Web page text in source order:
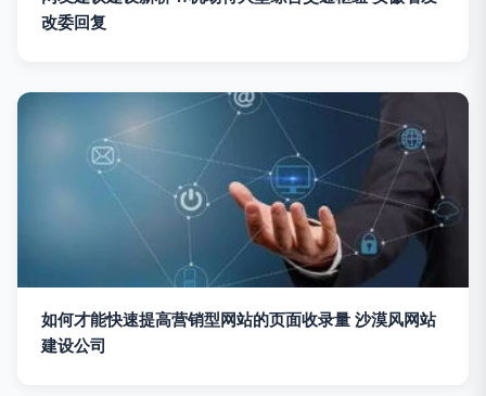
改委回复
如何才能快速提高营销型网站的页面收录量 沙漠风网站
建设公司